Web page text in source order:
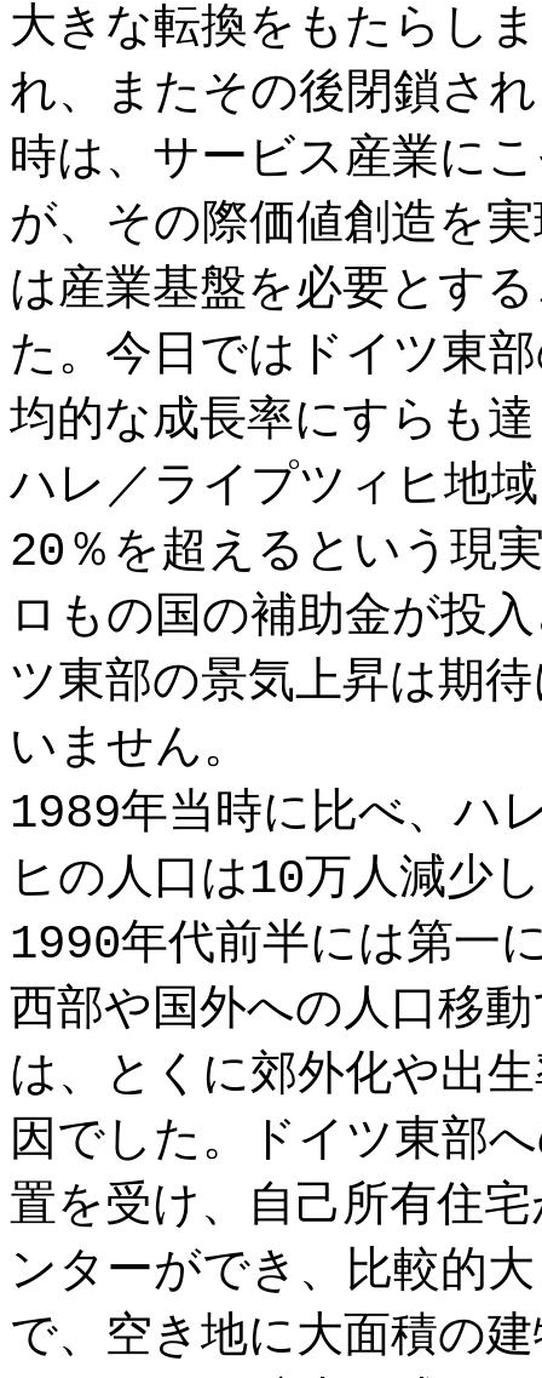
大きな転換をもたらし
れ、またその後閉鎖さ
時は、サービス産業に
が、その際価値創造を
は産業基盤を必要とす
た。今日ではドイツ東
均的な成長率にすらも
ハレ／ライプツィヒ地
20％を超えるという現
ロもの国の補助金が投
ツ東部の景気上昇は期
いません。
1989年当時に比べ、ハ
ヒの人口は10万人減少
1990年代前半には第一
西部や国外への人口移
は、とくに郊外化や出
因でした。ドイツ東部
置を受け、自己所有住
ンターができ、比較的
で、空き地に大面積の